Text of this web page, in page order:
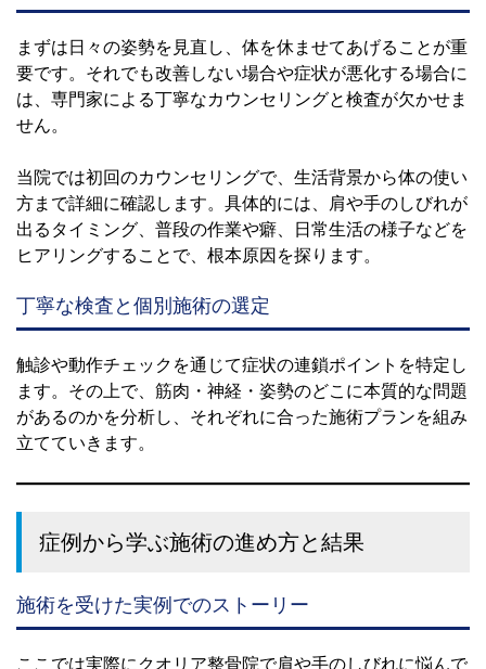
まずは日々の姿勢を見直し、体を休ませてあげることが重
要です。それでも改善しない場合や症状が悪化する場合に
は、専門家による丁寧なカウンセリングと検査が欠かせま
せん。
当院では初回のカウンセリングで、生活背景から体の使い
方まで詳細に確認します。具体的には、肩や手のしびれが
出るタイミング、普段の作業や癖、日常生活の様子などを
ヒアリングすることで、根本原因を探ります。
丁寧な検査と個別施術の選定
触診や動作チェックを通じて症状の連鎖ポイントを特定し
ます。その上で、筋肉・神経・姿勢のどこに本質的な問題
があるのかを分析し、それぞれに合った施術プランを組み
立てていきます。
症例から学ぶ施術の進め方と結果
施術を受けた実例でのストーリー
ここでは実際にクオリア整骨院で肩や手のしびれに悩んで